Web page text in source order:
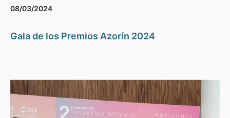
08/03/2024
Gala de los Premios Azorín 2024